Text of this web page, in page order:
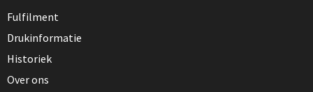
Fulfilment
Drukinformatie
Historiek
Over ons